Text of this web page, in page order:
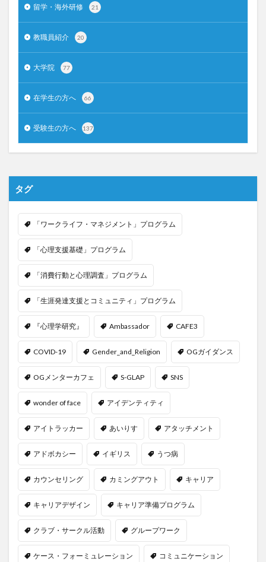
留学・海外研修 21
教職員紹介 20
大学院 77
在学生の方へ 66
受験生の方へ 137
タグ
「ワークライフ・マネジメント」プログラム
「心理支援基礎」プログラム
「消費行動と心理調査」プログラム
「生涯発達支援とコミュニティ」プログラム
『心理学研究』 Ambassador CAFE3
COVID-19 Gender_and_Religion OGガイダンス
OGメンターカフェ S-GLAP SNS
wonder of face アイデンティティ
アイトラッカー あいりす アタッチメント
アドボカシー イギリス うつ病
カウンセリング カミングアウト キャリア
キャリアデザイン キャリア準備プログラム
クラブ・サークル活動 グループワーク
ケース・フォーミュレーション コミュニケーション